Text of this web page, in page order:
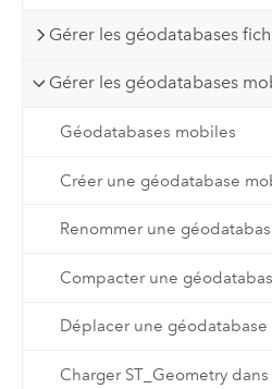
Gérer les géodatabases
Gérer les géodatabases
Géodatabases mobiles
Créer une géodatabase
Renommer une
Compacter une
Déplacer une
Charger ST_Geometry